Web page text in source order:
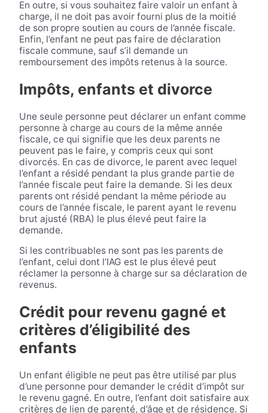
En outre, si vous souhaitez faire valoir un enfant à
charge, il ne doit pas avoir fourni plus de la moitié
de son propre soutien au cours de l’année fiscale.
Enfin, l’enfant ne peut pas faire de déclaration
fiscale commune, sauf s’il demande un
remboursement des impôts retenus à la source.
Impôts, enfants et divorce
Une seule personne peut déclarer un enfant comme
personne à charge au cours de la même année
fiscale, ce qui signifie que les deux parents ne
peuvent pas le faire, y compris ceux qui sont
divorcés. En cas de divorce, le parent avec lequel
l’enfant a résidé pendant la plus grande partie de
l’année fiscale peut faire la demande. Si les deux
parents ont résidé pendant la même période au
cours de l’année fiscale, le parent ayant le revenu
brut ajusté (RBA) le plus élevé peut faire la
demande.
Si les contribuables ne sont pas les parents de
l’enfant, celui dont l’IAG est le plus élevé peut
réclamer la personne à charge sur sa déclaration de
revenus.
Crédit pour revenu gagné et
critères d’éligibilité des
enfants
Un enfant éligible ne peut pas être utilisé par plus
d’une personne pour demander le crédit d’impôt sur
le revenu gagné. En outre, l’enfant doit satisfaire aux
critères de lien de parenté, d’âge et de résidence. Si